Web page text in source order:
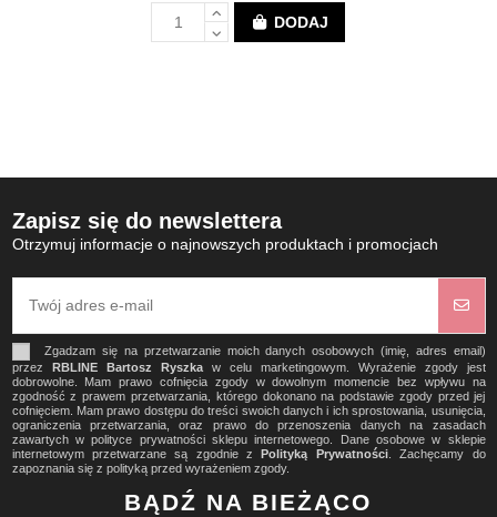
DODAJ
Zapisz się do newslettera
Otrzymuj informacje o najnowszych produktach i promocjach
Zgadzam się na przetwarzanie moich danych osobowych (imię, adres email)
przez
RBLINE Bartosz Ryszkaw celu marketingowym. Wyrażenie zgody jest
dobrowolne. Mam prawo cofnięcia zgody w dowolnym momencie bez wpływu na
zgodność z prawem przetwarzania, którego dokonano na podstawie zgody przed jej
cofnięciem. Mam prawo dostępu do treści swoich danych i ich sprostowania, usunięcia,
ograniczenia przetwarzania, oraz prawo do przenoszenia danych na zasadach
zawartych w polityce prywatności sklepu internetowego. Dane osobowe w sklepie
internetowym przetwarzane są zgodnie z
Polityką Prywatności. Zachęcamy do
zapoznania się z polityką przed wyrażeniem zgody.
BĄDŹ NA BIEŻĄCO